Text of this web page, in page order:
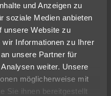
und Anzeigen zu
soziale Medien anbieten
unsere Website zu
Informationen zu Ihrer
unsere Partner für
weiter. Unsere
möglicherweise mit
Sie ihnen bereitgestellt